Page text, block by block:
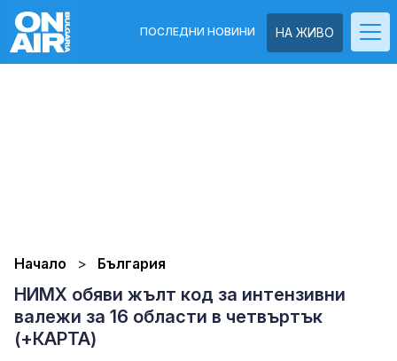
НА ЖИВО
ПОСЛЕДНИ НОВИНИ
Начало България
НИМХ обяви жълт код за интензивни
валежи за 16 области в четвъртък
(+КАРТА)